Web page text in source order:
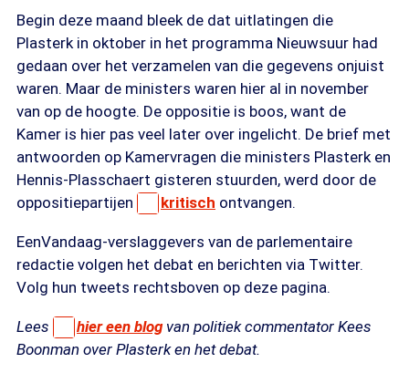
Begin deze maand bleek de dat uitlatingen die
Plasterk in oktober in het programma Nieuwsuur had
gedaan over het verzamelen van die gegevens onjuist
waren. Maar de ministers waren hier al in november
van op de hoogte. De oppositie is boos, want de
Kamer is hier pas veel later over ingelicht. De brief met
antwoorden op Kamervragen die ministers Plasterk en
Hennis-Plasschaert gisteren stuurden, werd door de
oppositiepartijen
kritisch ontvangen.
EenVandaag-verslaggevers van de parlementaire
redactie volgen het debat en berichten via Twitter.
Volg hun tweets rechtsboven op deze pagina.
Lees hier een blogvan politiek commentator Kees
Boonman over Plasterk en het debat.